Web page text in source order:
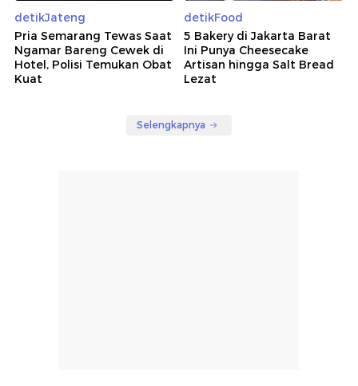
detikJateng
Pria Semarang Tewas Saat
Ngamar Bareng Cewek di
Hotel, Polisi Temukan Obat
Kuat
detikFood
5 Bakery di Jakarta Barat
Ini Punya Cheesecake
Artisan hingga Salt Bread
Lezat
Selengkapnya